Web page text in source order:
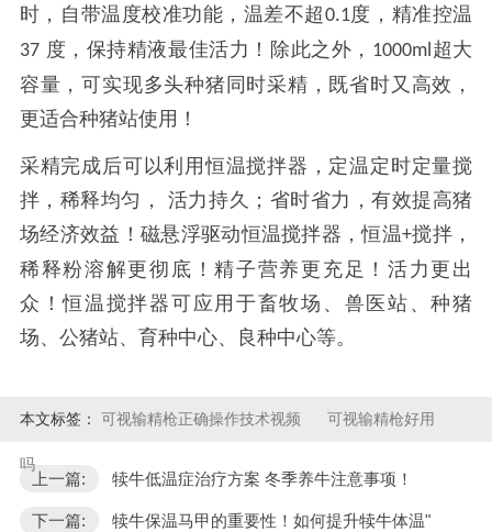
时，自带温度校准功能，温差不超0.1度，精准控温
37 度，保持精液最佳活力！除此之外， 1000ml 超大
容量，可实现多头种猪同时采精，既省时又高效，
更适合种猪站使用！
采精完成后可以利用恒温搅拌器，定温定时定量搅
拌，稀释均匀，
活力持久；省时省力，有效提高猪
场经济效益！磁悬浮驱动恒温搅拌器，恒温+搅拌，
稀释粉溶解更彻底！精子营养更充足！活力更出
众！恒温搅拌器可应用于畜牧场、兽医站、种猪
场、公猪站、育种中心、良种中心等。
本文标签： 可视输精枪正确操作技术视频 可视输精枪好用
吗
上一篇: 犊牛低温症治疗方案 冬季养牛注意事项！
下一篇: 犊牛保温马甲的重要性！如何提升犊牛体温"